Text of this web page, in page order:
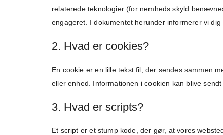
relaterede teknologier (for nemheds skyld
engageret. I dokumentet herunder informerer vi
2. Hvad er cookies?
En cookie er en lille tekst fil, der sendes sammen
eller enhed. Informationen i cookien kan blive
3. Hvad er scripts?
Et script er et stump kode, der gør, at vores